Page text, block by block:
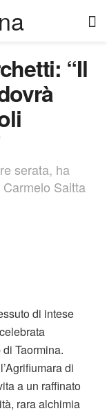
“Il
serata, ha
Saitta
di intese
Taormina.
di
a un raffinato
rara alchimia